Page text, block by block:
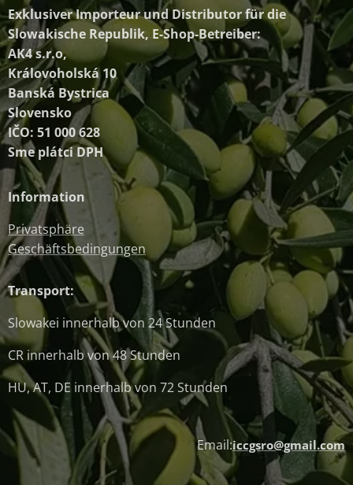
Exklusiver Importeur und Distributorfür die
Slowakische Republik, E-Shop-Betreiber:
AK4 s.r.o,
Královoholská 10
Banská Bystrica
Slovensko
IČO: 51 000 628
Sme plátci DPH
Information
Privatsphäre
Geschäftsbedingungen
Transport:
Slowakei innerhalb von 24 Stunden
CR innerhalb von 48 Stunden
HU, AT, DE innerhalb von 72 Stunden
Email:iccgsro@gmail.com